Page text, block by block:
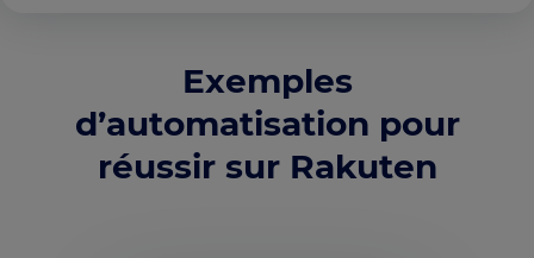
Exemples
d’automatisation pour
réussir sur Rakuten